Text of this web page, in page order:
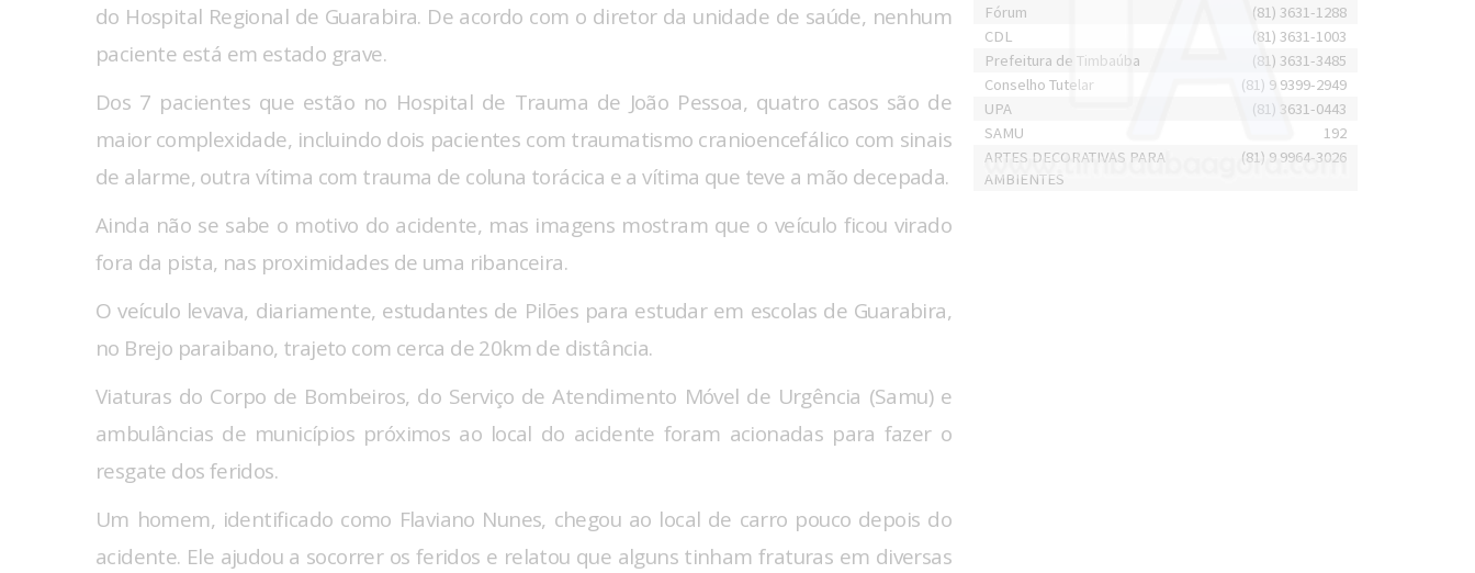
do Hospital Regional de Guarabira. De acordo com o diretor da unidade de saúde, nenhum
paciente está em estado grave.
Dos 7 pacientes que estão no Hospital de Trauma de João Pessoa, quatro casos são de
maior complexidade, incluindo dois pacientes com traumatismo cranioencefálico com sinais
de alarme, outra vítima com trauma de coluna torácica e a vítima que teve a mão decepada.
Ainda não se sabe o motivo do acidente, mas imagens mostram que o veículo ficou virado
fora da pista, nas proximidades de uma ribanceira.
O veículo levava, diariamente, estudantes de Pilões para estudar em escolas de Guarabira,
no Brejo paraibano, trajeto com cerca de 20km de distância.
Viaturas do Corpo de Bombeiros, do Serviço de Atendimento Móvel de Urgência (Samu) e
ambulâncias de municípios próximos ao local do acidente foram acionadas para fazer o
resgate dos feridos.
Um homem, identificado como Flaviano Nunes, chegou ao local de carro pouco depois do
acidente. Ele ajudou a socorrer os feridos e relatou que alguns tinham fraturas em diversas
Fórum
(81) 3631-1288
CDL
(81) 3631-1003
Prefeitura de Timbaúba
(81) 3631-3485
Conselho Tutelar
(81) 9 9399-2949
UPA
(81) 3631-0443
SAMU
192
ARTES DECORATIVAS PARA
AMBIENTES
(81) 9 9964-3026